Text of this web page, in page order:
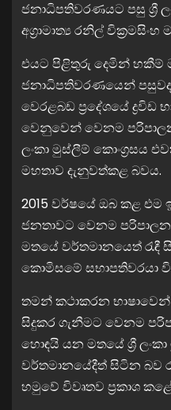
ජනාධිපතිවරණයට පසු ශ්‍රී
අග්‍රාමාත්‍ය රනිල්
එයට පිළිතුරු දෙමින් හකීම්
ජනාධිපතිවරණයෙන් පසුවද
වෙරළබඩ ප්‍රදේශයේ ද්‍රවිඩ
වෙනුවෙන් වෙනම පරිපාලන
ලංකා මුස්ලීම් කොංග්‍රසය
මහතාව දැනුවත්කළ බවය.
2015 වර්ෂයේ ඔබ කළ
ජනතාවට වෙනම
මතයේ වර්තමානයෙත් රැඳී
කොමිසමේ සභාපතිවරයා
තමන් කථාකරන
සිදුකර ගැනීමට වෙනම
හොඳයි යන මතයේ ශ්‍රී
වර්තමානයේදීත් සිටින
හමුවේ විවෘතව ප්‍රකාශ